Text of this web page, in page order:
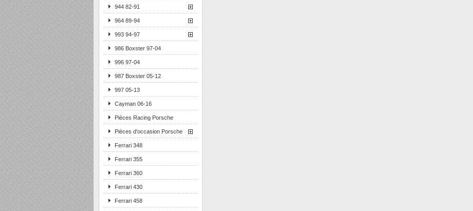
944 82-91
964 89-94
993 94-97
986 Boxster 97-04
996 97-04
987 Boxster 05-12
997 05-13
Cayman 06-16
Pièces Racing Porsche
Pièces d'occasion Porsche
Ferrari 348
Ferrari 355
Ferrari 360
Ferrari 430
Ferrari 458